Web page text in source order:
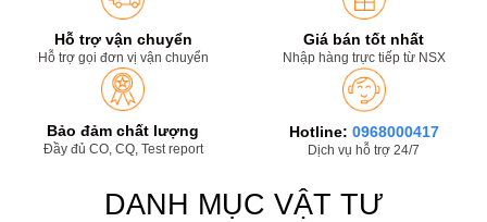
Hỗ trợ vận chuyển
Hỗ trợ gọi đơn vị vận chuyển
Giá bán tốt nhất
Nhập hàng trực tiếp từ NSX
Bảo đảm chất lượng
Đầy đủ CO, CQ, Test report
Hotline: 0968000417
Dịch vụ hỗ trợ 24/7
DANH MỤC VẬT TƯ